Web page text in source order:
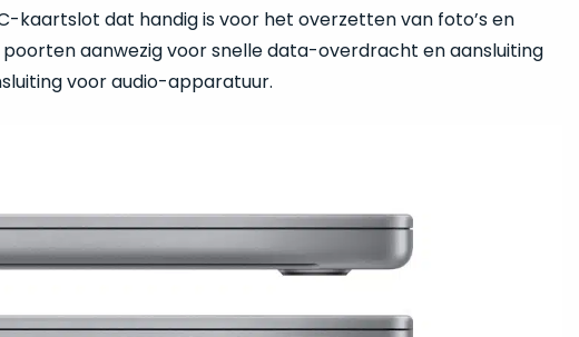
kaartslot dat handig is voor het overzetten van foto’s en
aanwezig voor snelle data-overdracht en aansluiting
voor audio-apparatuur.